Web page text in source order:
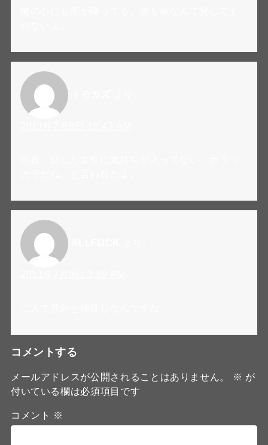
コメントする
メールアドレスが公開されることはありません。 ※ が
付いている欄は必須項目です
コメント ※